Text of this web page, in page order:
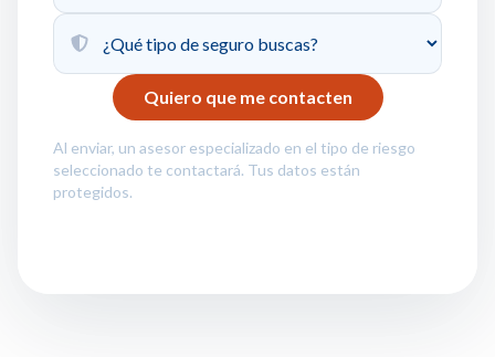
Al enviar, un asesor especializado en el tipo de riesgo
seleccionado te contactará. Tus datos están
protegidos.